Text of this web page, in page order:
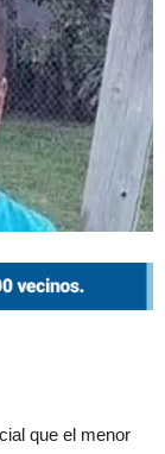
que el menor